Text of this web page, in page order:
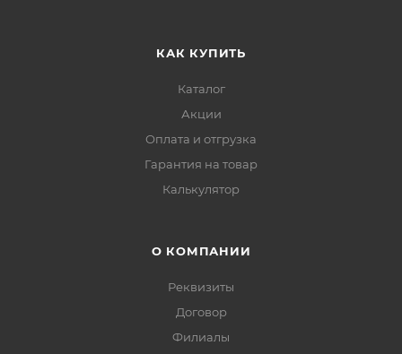
КАК КУПИТЬ
Каталог
Акции
Оплата и отгрузка
Гарантия на товар
Калькулятор
О КОМПАНИИ
Реквизиты
Договор
Филиалы